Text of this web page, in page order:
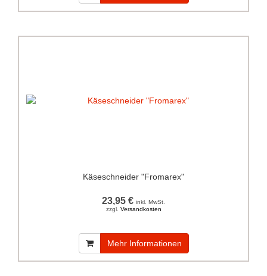
Käseschneider "Fromarex"
23,95 € inkl. MwSt.
zzgl. Versandkosten
Mehr Informationen